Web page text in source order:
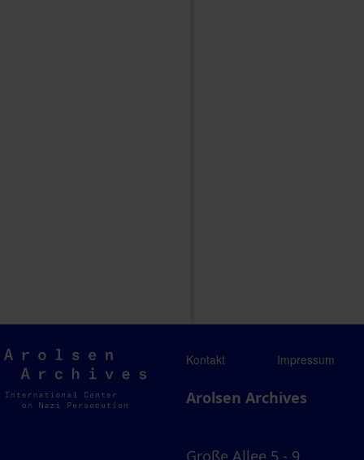
Arolsen
Archives
Kontakt Impressum
Arolsen Archives
Große Allee 5 - 9